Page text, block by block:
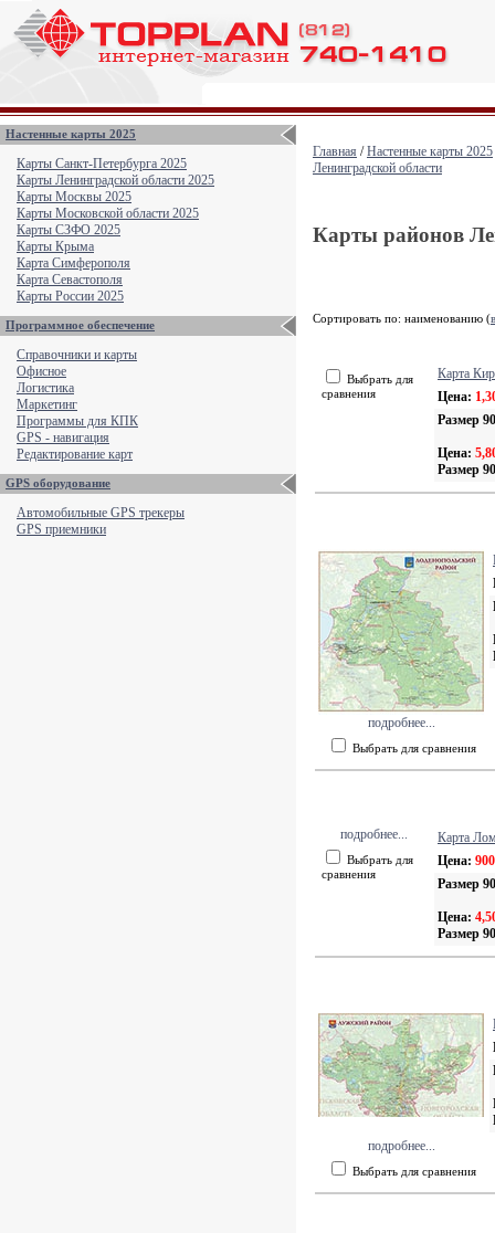
Настенные карты 2025
Карты Санкт-Петербурга 2025
Карты Ленинградской области 2025
Карты Москвы 2025
Карты Московской области 2025
Карты СЗФО 2025
Карты Крыма
Карта Симферополя
Карта Севастополя
Карты России 2025
Программное обеспечение
Справочники и карты
Офисное
Логистика
Маркетинг
Программы для КПК
GPS - навигация
Редактирование карт
GPS оборудование
Автомобильные GPS трекеры
GPS приемники
Главная /Настенные карты 2025
Ленинградской области
Карты районов
Сортировать по: наименованию (
Выбрать для
сравнения
Карта
Цена:
Размер
Цена:
Размер
подробнее...
Выбрать для сравнения
подробнее...
Выбрать для
сравнения
Карта
Цена:
Размер
Цена:
Размер
подробнее...
Выбрать для сравнения